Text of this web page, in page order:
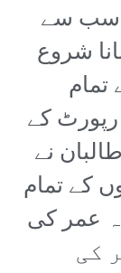
سب سے
شروع
رپورٹ کے
نے
کے تمام
زیادہ عمر کی
کی